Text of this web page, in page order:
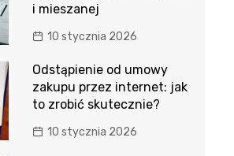
i mieszanej
10 stycznia 2026
Odstąpienie od umowy
zakupu przez internet: jak
to zrobić skutecznie?
10 stycznia 2026